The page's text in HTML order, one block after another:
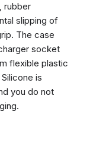
rubber
slipping of
The case
socket
flexible plastic
is
you do not